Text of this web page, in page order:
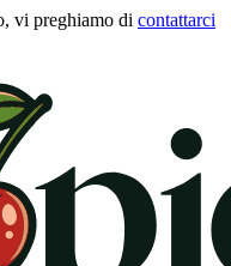
vi preghiamo di contattarci